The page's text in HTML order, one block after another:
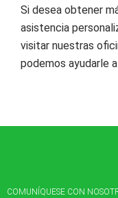
Si desea obtener
asistencia
visitar nuestras
podemos ayudarle
COMUNÍQUESE CON